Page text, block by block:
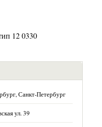
12 0330
Санкт-Петербург
ул. 39